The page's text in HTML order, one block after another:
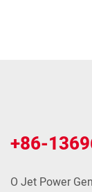
+86-
O Jet Power